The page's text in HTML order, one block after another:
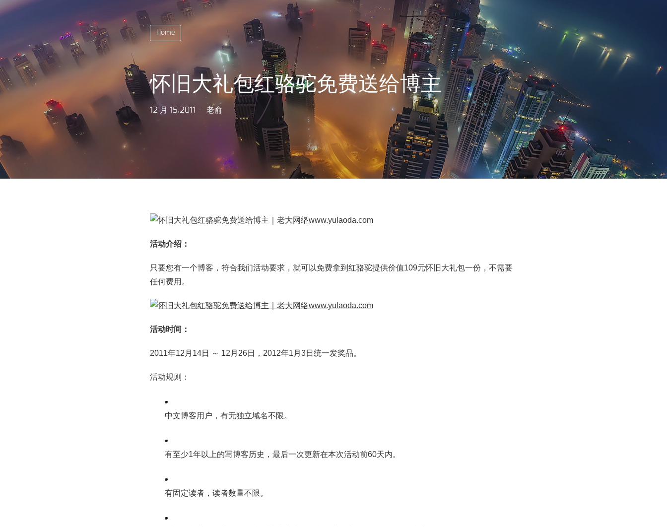
Home
怀旧大礼包红骆驼免费送给博主
12 月 15,2011 老俞
活动介绍：
只要您有一个博客，符合我们活动要求，就可以免费拿到红骆驼提供价值109元怀旧大礼包一份，不需要
任何费用。
活动时间：
2011年12月14日 ～ 12月26日，2012年1月3日统一发奖品。
活动规则：
中文博客用户，有无独立域名不限。
有至少1年以上的写博客历史，最后一次更新在本次活动前60天内。
有固定读者，读者数量不限。